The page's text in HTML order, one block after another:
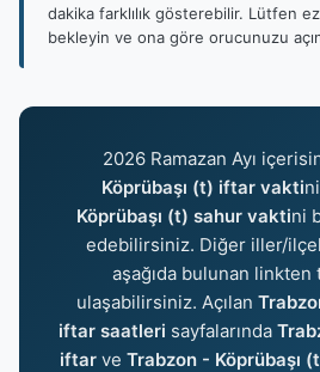
dakika farklılık gösterebilir. Lütfen
bekleyin ve ona göre orucunuzu
2026 Ramazan Ayı
Köprübaşı (t) iftar vakti
Köprübaşı (t) sahur vaktini
edebilirsiniz. Diğer iller/
aşağıda bulunan
ulaşabilirsiniz. Açılan
iftar saatleri sayfalarında
iftar ve Trabzon - Köprübaşı